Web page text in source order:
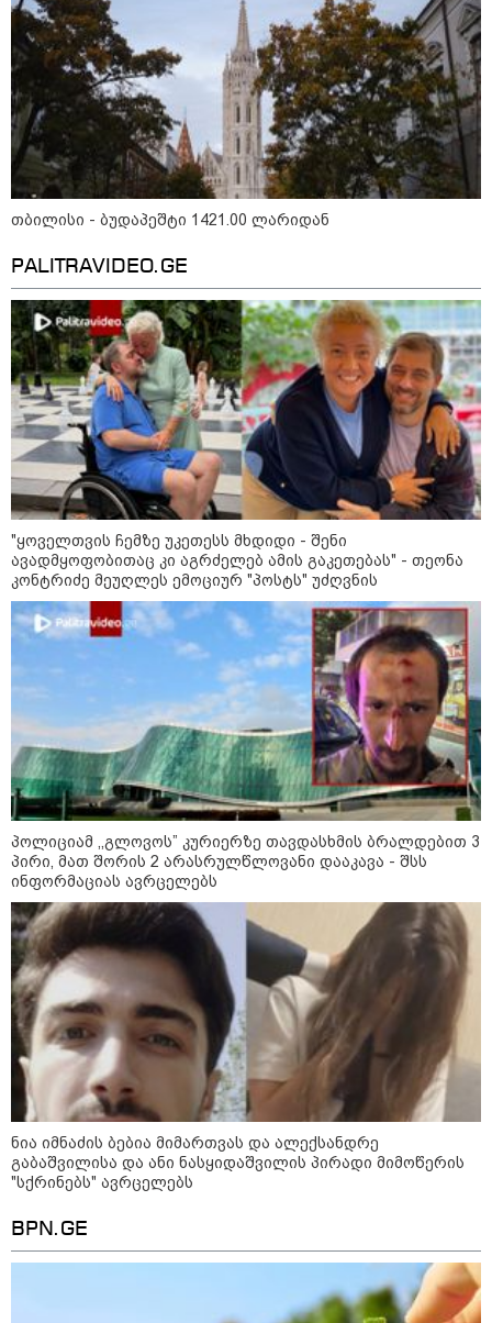
"გიორგი ბარამიძემ რაღაც
არასწორად ჩამოაყალიბა,
მაგრამ ნამდვილად არ
ეკუთვნის წიხლი ივანიშვილის
ღალატზე დაფუძნებული
დიქტატურის მსახურებისგან" -
მიხეილ სააკაშვილი
16:22 / 08-08-2026
"აი, ეს არის სამშობლოს
ღალატი" - როგორ ეხმაურება
დაკავშირებით ირაკლი
კატეგორიის ყველა სიახლე
„გაჩნდა მოთხოვნა სააგარაკე
მიწის ნაკვეთებზე“ - როგორ
იცვლება უძრავი ქონების ბაზარი
„გადავწყვიტეთ, უკვე
დასრულებული სივრცის
მონახულების შესაძლებლობა
ახლავე მოგცეთ“ - თბილისის
ახალი ზოოპარკი სატესტო
რეჟიმში იხსნება
რა არის ცნობილი,
საქართველოში დაფუძნებულ
კრიპტოკომპანიაზე, რომელიც
აშშ-ს სახაზინო დეპარტამენტმა
დაასანქცირა
კონფლიქტები
თბილისი - ბუდაპეშტი 1421.00 ლარიდან
PALITRAVIDEO.GE
"ყოველთვის ჩემზე უკეთესს მხდიდი - შენი
ავადმყოფობითაც კი აგრძელებ ამის გაკეთებას" - თეონა
კონტრიძე მეუღლეს ემოციურ "პოსტს" უძღვნის
პოლიციამ ,,გლოვოს” კურიერზე თავდასხმის ბრალდებით 3
პირი, მათ შორის 2 არასრულწლოვანი დააკავა - შსს
ინფორმაციას ავრცელებს
ნია იმნაძის ბებია მიმართვას და ალექსანდრე
გაბაშვილისა და ანი ნასყიდაშვილის პირადი მიმოწერის
"სქრინებს" ავრცელებს
BPN.GE